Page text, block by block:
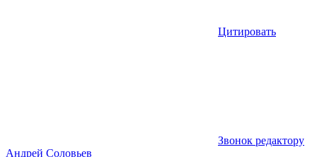
Цитировать
Звонок редактору
Андрей Соловьев